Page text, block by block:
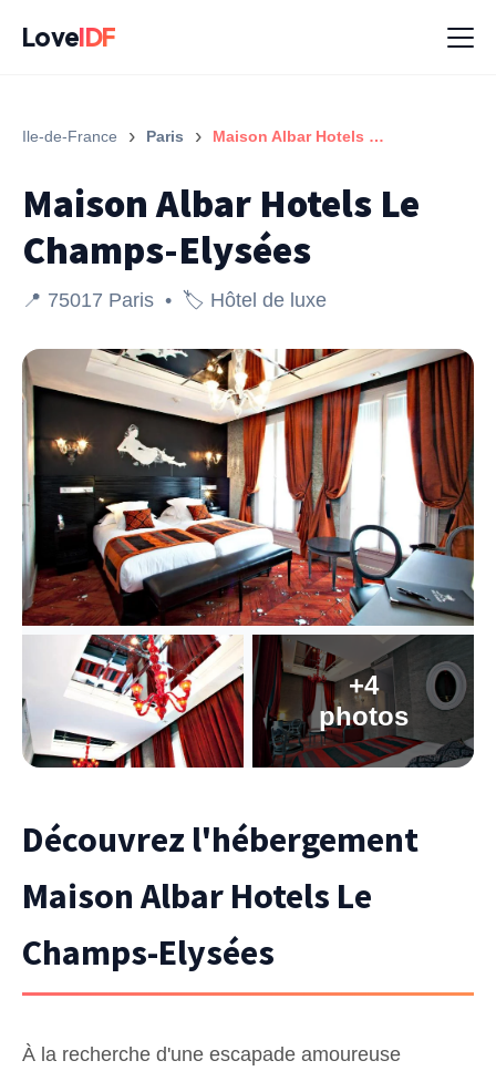
LoveIDF
Ile-de-France › Paris › Maison Albar Hotels Le Champs-Elysées
Maison Albar Hotels Le
Champs-Elysées
📍 75017 Paris • 🏷️ Hôtel de luxe
+4
photos
Découvrez l'hébergement
Maison Albar Hotels Le
Champs-Elysées
À la recherche d'une escapade amoureuse